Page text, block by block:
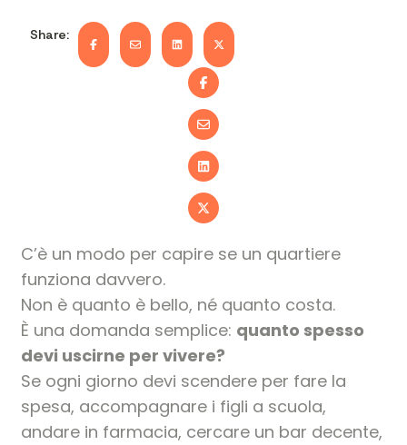
Share:
C’è un modo per capire se un quartiere
funziona davvero.
Non è quanto è bello, né quanto costa.
È una domanda semplice: quanto spesso
devi uscirne per vivere?
Se ogni giorno devi scendere per fare la
spesa, accompagnare i figli a scuola,
andare in farmacia, cercare un bar decente,